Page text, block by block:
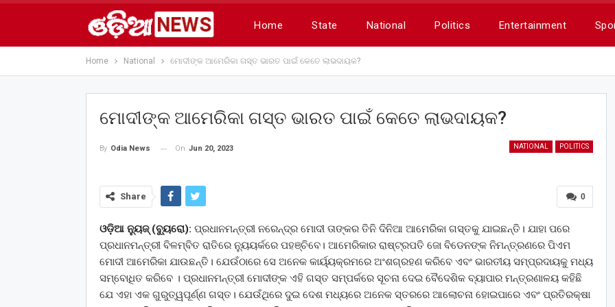
Home State National Politics Entertainment
Home National ମୋଦୀଙ୍କ ଆମେରିକା ଗସ୍ତ ଭାରତ ପାଇଁ କେତେ ଲାଭଦାୟକ?
ମୋଦୀଙ୍କ ଆମେରିକା ଗସ୍ତ ଭାରତ ପାଇଁ କେତେ ଲାଭଦାୟକ?
NATIONAL POLITICS
By Odia News On Jun 20, 2023
0
Share
ଓଡ଼ିଆ ନ୍ୟୁଜ୍ (ବ୍ୟୁରୋ): ପ୍ରଧାନମନ୍ତ୍ରୀ ନରେନ୍ଦ୍ର ମୋଦୀ ତାଙ୍କର ତିନି ଦିନିଆ ଆମେରିକା ଗସ୍ତକୁ ଯାଇଛନ୍ତି। ଯାହା ପରେ
ପ୍ରଧାନମନ୍ତ୍ରୀ ବିଳମ୍ବିତ ରାତିରେ ନ୍ୟୁୟର୍କରେ ପହଞ୍ଚିବେ। ଆମେରିକାର ରାଷ୍ଟ୍ରପତି ଜୋ ବିଡେନଙ୍କ ନିମନ୍ତ୍ରଣରେ ପିଏମ
ମୋଦୀ ଆମେରିକା ଯାଉଛନ୍ତି। ଯେଉଁଠାରେ ସେ ଅନେକ କାର୍ୟ୍ୟକ୍ରମରେ ଅଂଶଗ୍ରହଣ କରିବେ ଏବଂ ଭାରତୀୟ ସମ୍ପ୍ରଦାୟକୁ ମଧ୍ୟ
ସମ୍ବୋଧିତ କରିବେ । ପ୍ରଧାନମନ୍ତ୍ରୀ ମୋଦୀଙ୍କ ଏହି ଗସ୍ତ ସମ୍ପର୍କରେ ସୂଚନା ଦେଇ ବୈଦେଶିକ ବ୍ୟାପାର ମନ୍ତ୍ରଣାଳୟ କହିଛି
ଯେ ଏହା ଏକ ଗୁରୁତ୍ୱପୂର୍ଣ୍ଣ ଗସ୍ତ। ଯେଉଁଥିରେ ଦୁଇ ଦେଶ ମଧ୍ୟରେ ଅନେକ ସ୍ତରରେ ଆଲୋଚନା ହୋଇପାରେ ଏବଂ ପ୍ରତିରକ୍ଷା